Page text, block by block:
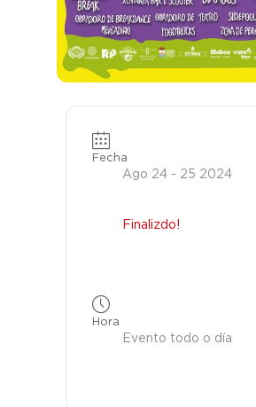
Fecha
Ago 24 - 25 2024
Finalizdo!
Hora
Evento todo o día